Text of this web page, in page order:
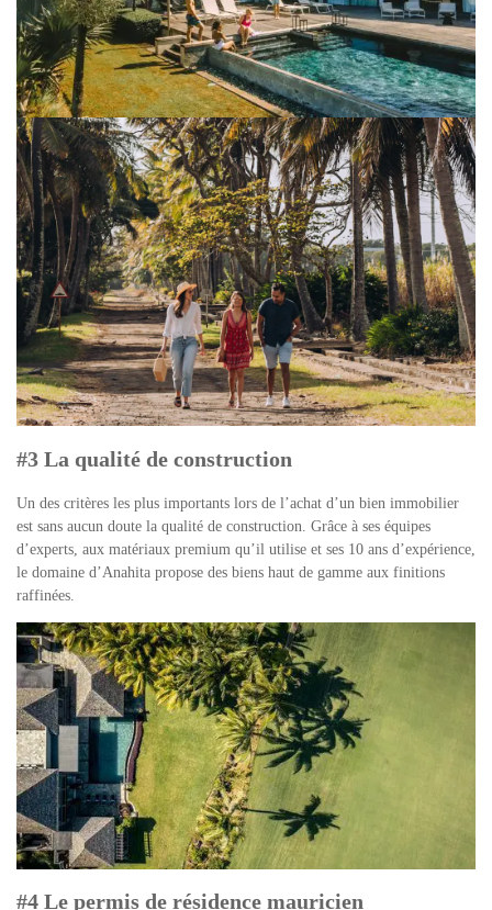
#3 La qualité de construction
Un des critères les plus importants lors de l’achat d’un bien immobilier
est sans aucun doute la qualité de construction . Grâce à ses équipes
d’experts, aux matériaux premium qu’il utilise et ses 10 ans d’expérience,
le domaine d’Anahita propose des biens haut de gamme aux finitions
raffinées.
#4 Le permis de résidence mauricien